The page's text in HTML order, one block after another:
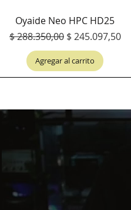
Oyaide Neo HPC HD25
Precio
$ 288.350,00 Precio de oferta
$ 245.097,50
Agregar al carrito